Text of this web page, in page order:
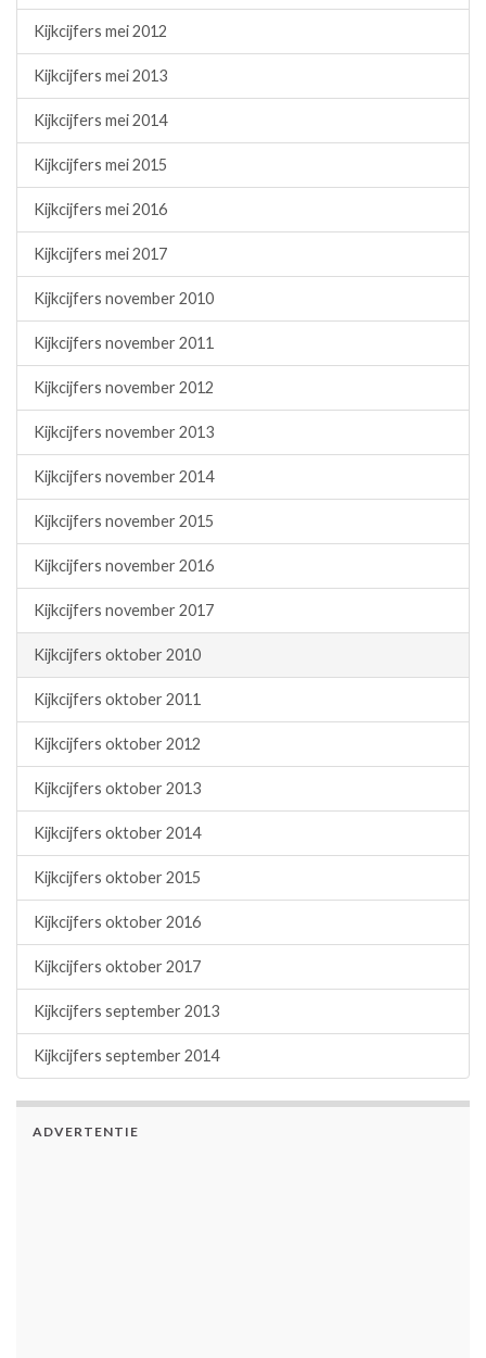
Kijkcijfers mei 2012
Kijkcijfers mei 2013
Kijkcijfers mei 2014
Kijkcijfers mei 2015
Kijkcijfers mei 2016
Kijkcijfers mei 2017
Kijkcijfers november 2010
Kijkcijfers november 2011
Kijkcijfers november 2012
Kijkcijfers november 2013
Kijkcijfers november 2014
Kijkcijfers november 2015
Kijkcijfers november 2016
Kijkcijfers november 2017
Kijkcijfers oktober 2010
Kijkcijfers oktober 2011
Kijkcijfers oktober 2012
Kijkcijfers oktober 2013
Kijkcijfers oktober 2014
Kijkcijfers oktober 2015
Kijkcijfers oktober 2016
Kijkcijfers oktober 2017
Kijkcijfers september 2013
Kijkcijfers september 2014
ADVERTENTIE